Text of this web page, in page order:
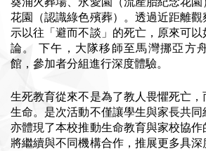
花園（認識綠色殯葬）。透過近距離
示以往「避而不談」的死亡，原來可
論。 下午，大隊移師至馬灣挪亞
館，參加者分組進行深度體驗。
生死教育從來不是為了教人畏懼死亡
生命。是次活動不僅讓學生與家長共同
亦體現了本校推動生命教育與家校協
將繼續與不同機構合作，推展更多具